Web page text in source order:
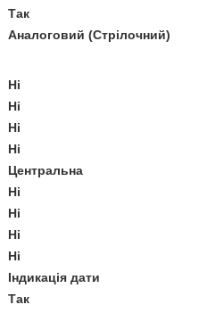
Так
Аналоговий (Стрілочний)
Ні
Ні
Ні
Ні
Центральна
Ні
Ні
Ні
Ні
Індикація дати
Так